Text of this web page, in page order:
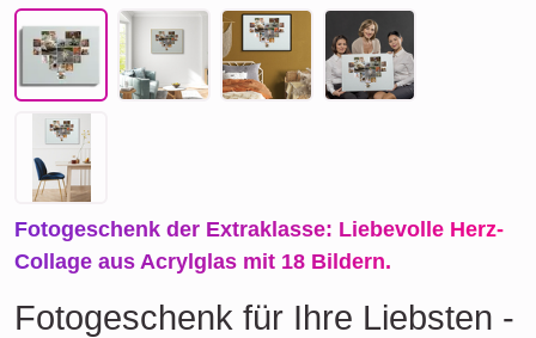
Fotogeschenk der Extraklasse: Liebevolle Herz-
Collage aus Acrylglas mit 18 Bildern.
Fotogeschenk für Ihre Liebsten -